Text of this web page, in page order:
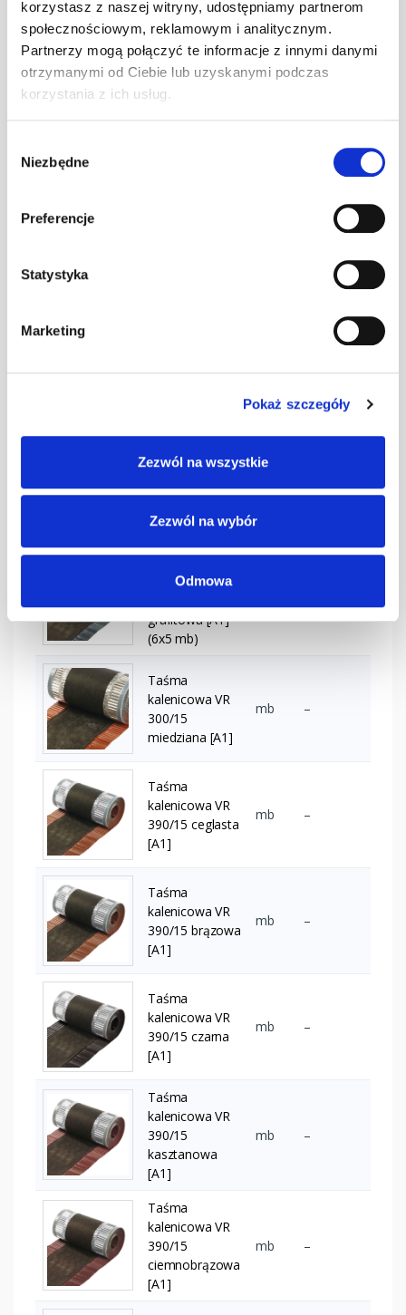
korzystasz z naszej witryny, udostępniamy partnerom
społecznościowym, reklamowym i analitycznym.
Partnerzy mogą połączyć te informacje z innymi danymi
otrzymanymi od Ciebie lub uzyskanymi podczas
korzystania z ich usług.
zgody
Niezbędne
Preferencje
Statystyka
Marketing
Pokaż szczegóły
Zezwól na wszystkie
Zezwól na wybór
Odmowa
Taśma
kalenicowa VR
300/15 brązowa
[A1] (6x5 mb)
mb –
300/15
mb –
kalenicowa VR
300/15
[A1] (6x5 mb)
mb –
kalenicowa VR
grafitowa [A1]
(6x5 mb)
Taśma
kalenicowa VR
300/15
miedziana [A1]
mb –
Taśma
kalenicowa VR
390/15 ceglasta
[A1]
mb –
Taśma
kalenicowa VR
390/15 brązowa
[A1]
mb –
Taśma
kalenicowa VR
390/15 czarna
[A1]
mb –
Taśma
kalenicowa VR
390/15
kasztanowa
[A1]
mb –
Taśma
kalenicowa VR
390/15
ciemnobrązowa
[A1]
mb –